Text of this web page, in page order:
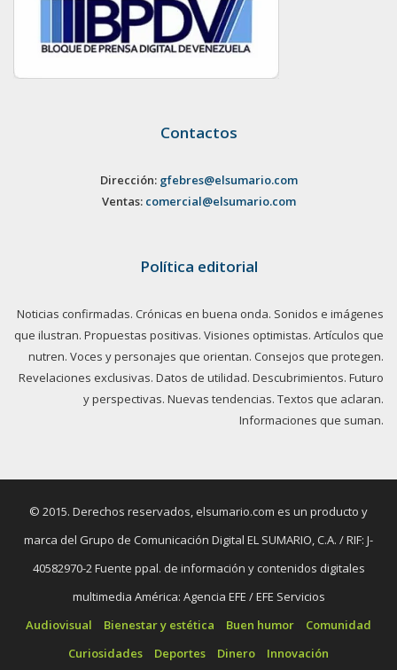
Contactos
Dirección: gfebres@elsumario.com
Ventas: comercial@elsumario.com
Política editorial
Noticias confirmadas. Crónicas en buena onda. Sonidos e imágenes
que ilustran. Propuestas positivas. Visiones optimistas. Artículos que
nutren. Voces y personajes que orientan. Consejos que protegen.
Revelaciones exclusivas. Datos de utilidad. Descubrimientos. Futuro
y perspectivas. Nuevas tendencias. Textos que aclaran.
Informaciones que suman.
© 2015. Derechos reservados, elsumario.com es un producto y
marca del Grupo de Comunicación Digital EL SUMARIO, C.A. / RIF: J-
40582970-2 Fuente ppal. de información y contenidos digitales
multimedia América: Agencia EFE / EFE Servicios
Audiovisual
Bienestar y estética Buen humor
Comunidad
Curiosidades
Deportes Dinero Innovación